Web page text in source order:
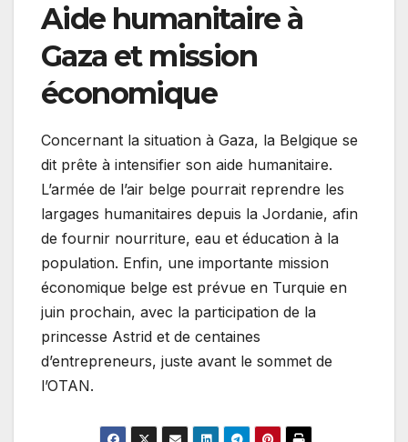
Aide humanitaire à
Gaza et mission
économique
Concernant la situation à Gaza, la Belgique se
dit prête à intensifier son aide humanitaire.
L’armée de l’air belge pourrait reprendre les
largages humanitaires depuis la Jordanie, afin
de fournir nourriture, eau et éducation à la
population. Enfin, une importante mission
économique belge est prévue en Turquie en
juin prochain, avec la participation de la
princesse Astrid et de centaines
d’entrepreneurs, juste avant le sommet de
l’OTAN.